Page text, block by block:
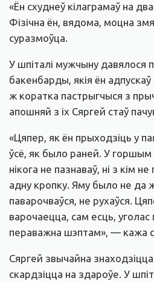
«Ён схуднеў кілаграмаў на
Фізічна ён, вядома, моцна
суразмоўца.
У шпіталі мужчыну давялося
бакенбарды, якія ён
ж коратка пастрыгчыся з
апошняй з іх Сяргей стаў
«Цяпер, як ён прыходзіць у
ўсё, як было раней. У горшым
нікога не пазнаваў, ні з кім
адну кропку. Яму было не да
паварочваўся, не рухаўся.
варочаецца, сам есць,
пераважна шэптам», — кажа
Сяргей звычайна
скардзіцца на здароўе. У